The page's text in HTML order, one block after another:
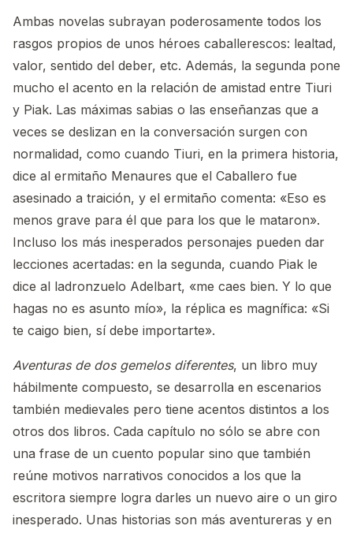
Ambas novelas subrayan poderosamente todos los
rasgos propios de unos héroes caballerescos: lealtad,
valor, sentido del deber, etc. Además, la segunda pone
mucho el acento en la relación de amistad entre Tiuri
y Piak. Las máximas sabias o las enseñanzas que a
veces se deslizan en la conversación surgen con
normalidad, como cuando Tiuri, en la primera historia,
dice al ermitaño Menaures que el Caballero fue
asesinado a traición, y el ermitaño comenta: «Eso es
menos grave para él que para los que le mataron».
Incluso los más inesperados personajes pueden dar
lecciones acertadas: en la segunda, cuando Piak le
dice al ladronzuelo Adelbart, «me caes bien. Y lo que
hagas no es asunto mío», la réplica es magnífica: «Si
te caigo bien, sí debe importarte».
Aventuras de dos gemelos diferentes, un libro muy
hábilmente compuesto, se desarrolla en escenarios
también medievales pero tiene acentos distintos a los
otros dos libros. Cada capítulo no sólo se abre con
una frase de un cuento popular sino que también
reúne motivos narrativos conocidos a los que la
escritora siempre logra darles un nuevo aire o un giro
inesperado. Unas historias son más aventureras y en